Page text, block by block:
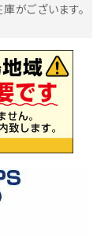
がございます。